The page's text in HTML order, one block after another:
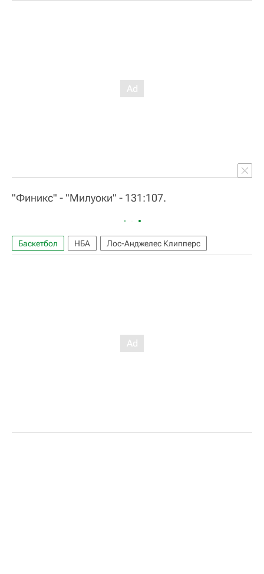
"Финикс" - "Милуоки" - 131:107.
Баскетбол НБА Лос-Анджелес Клипперс